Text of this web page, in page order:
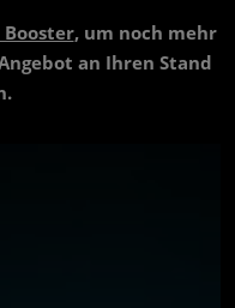
Booster, um noch mehr
an Ihren Stand